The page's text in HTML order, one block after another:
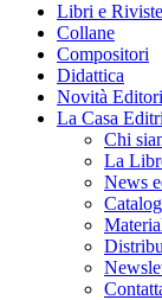
Libri e Riviste
Collane
Compositori
Didattica
Novità
La Casa
Chi
La
News